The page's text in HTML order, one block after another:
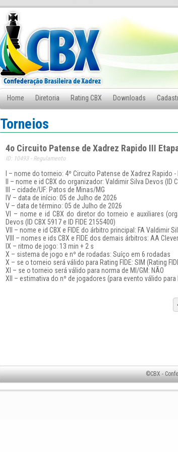
Home Diretoria Rating CBX Downloads
Fale Conosco
Torneios
4o Circuito Patense de Xadrez Rapido III
ID: 10493 - Regulamento
I – nome do torneio: 4º Circuito Patense de Xadrez Rapido -
II – nome e id CBX do organizador: Valdimir Silva Devos (ID
III – cidade/UF: Patos de Minas/MG
IV – data de início: 05 de Julho de 2026
V – data de término: 05 de Julho de 2026
VI – nome e id CBX do diretor do torneio e auxiliares
Devos (ID CBX 5917 e ID FIDE 2155400)
VII – nome e id CBX e FIDE do árbitro principal: FA Valdimir
VIII – nomes e ids CBX e FIDE dos demais árbitros: AA
IX – ritmo de jogo: 13 min + 2 s
X – sistema de jogo e nº de rodadas: Suíço em 6 rodadas
X – se o torneio será válido para Rating FIDE: SIM (Rating
XI – se o torneio será válido para norma de MI/GM: NÃO
XII – estimativa do nº de jogadores (para evento válido
©CBX -